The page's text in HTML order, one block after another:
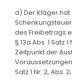
d) Der Kläger
des Freibetrags
§ 13a Abs. 1 Satz
Zeitpunkt der
Satz 1 Nr. 2, Abs.